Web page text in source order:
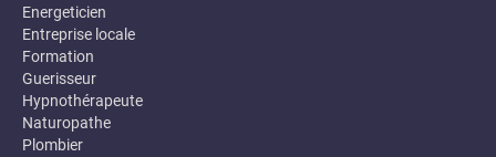
Energeticien
Entreprise locale
Formation
Guerisseur
Hypnothérapeute
Naturopathe
Plombier